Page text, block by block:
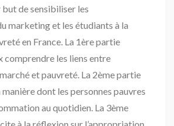
but de sensibiliser les
marketing et les étudiants à la
en France. La 1ère partie
comprendre les liens entre
et pauvreté. La 2ème partie
dont les personnes pauvres
au quotidien. La 3ème